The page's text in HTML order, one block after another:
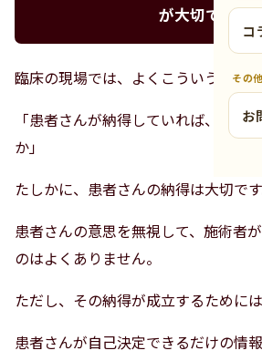
コ
その他
お
が大切です。
臨床の現場では、よくこういう言葉を
「患者さんが納得していれば、それ
か」
たしかに、患者さんの納得は大切です
患者さんの意思を無視して、施術者
のはよくありません。
ただし、その納得が成立するためには
患者さんが自己決定できるだけの情